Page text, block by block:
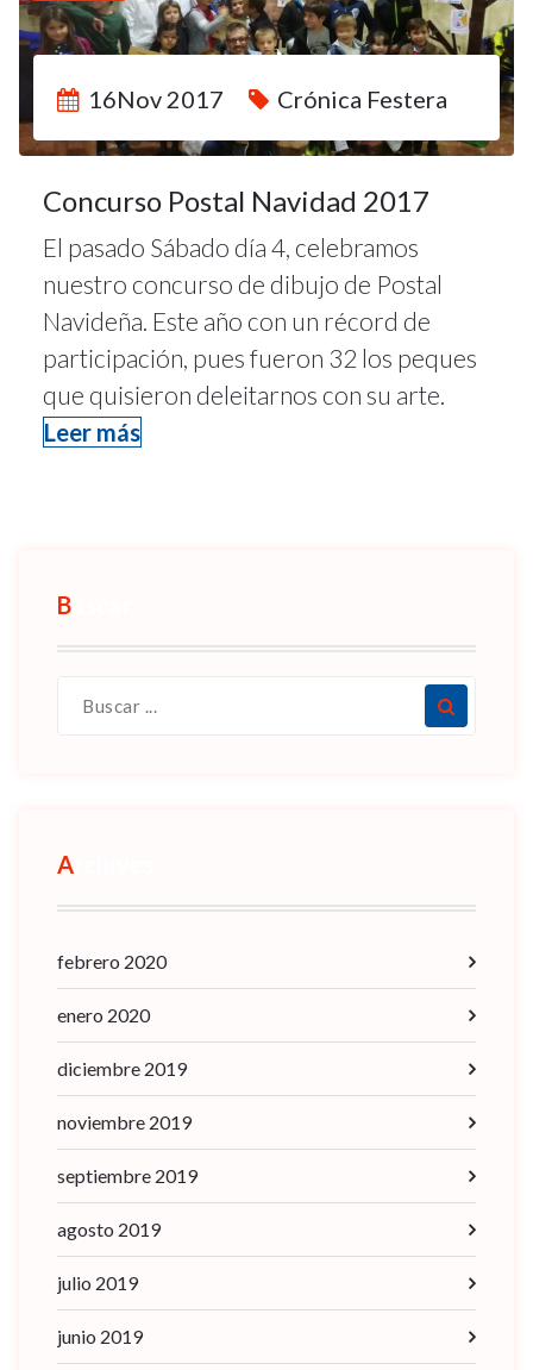
16Nov 2017 Crónica Festera
Concurso Postal Navidad 2017
El pasado Sábado día 4, celebramos
nuestro concurso de dibujo de Postal
Navideña. Este año con un récord de
participación, pues fueron 32 los peques
que quisieron deleitarnos con su arte.
Leer más
febrero 2020
enero 2020
diciembre 2019
noviembre 2019
septiembre 2019
agosto 2019
julio 2019
junio 2019